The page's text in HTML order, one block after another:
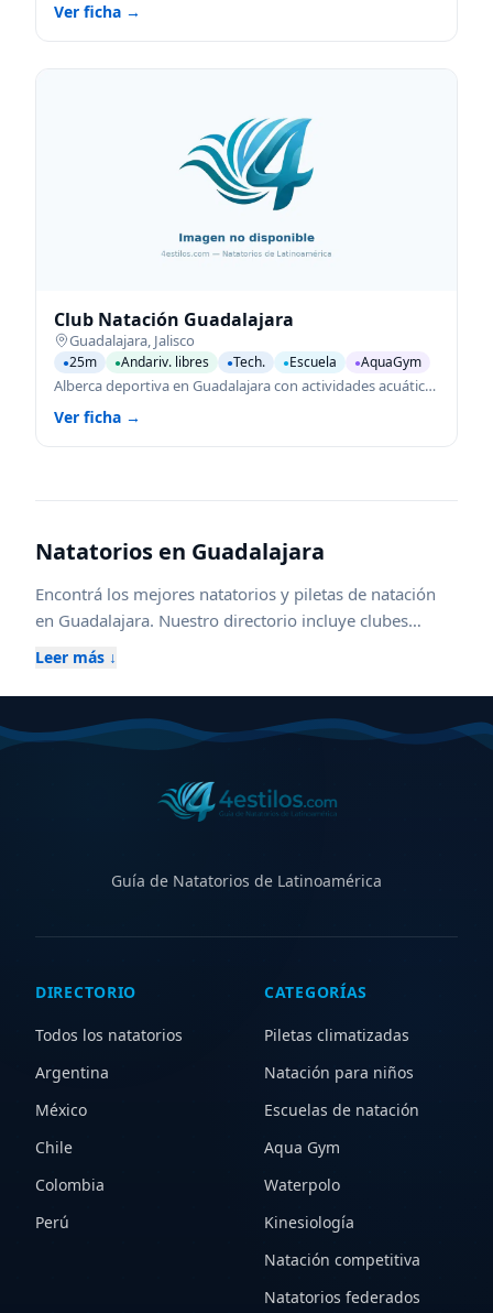
Ver ficha →
Club Natación Guadalajara
Guadalajara, Jalisco
●25m ●Andariv. libres ●Tech. ●Escuela ●AquaGym
Alberca deportiva en Guadalajara con actividades acuáticas para todas las edades.
Ver ficha →
Natatorios en Guadalajara
Encontrá los mejores natatorios y piletas de natación
en Guadalajara. Nuestro directorio incluye clubes
federados, escuelas de natación para niños y adultos,
centros con aqua gym, waterpolo y kinesiología
acuática. Compará horarios, ubicaciones, instalaciones
y servicios para elegir el natatorio ideal en
ya sea para entrenamiento competitivo, aprendizaje,
recreación o rehabilitación. Explorá zonas cercanas
Leer más ↓
Guía de Natatorios de Latinoamérica
DIRECTORIO
Todos los natatorios
Argentina
México
Chile
Colombia
Perú
CATEGORÍAS
Piletas climatizadas
Natación para niños
Escuelas de natación
Aqua Gym
Waterpolo
Kinesiología
Natación competitiva
Natatorios federados